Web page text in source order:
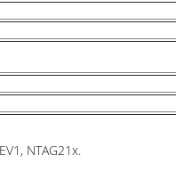
NTAG21x.